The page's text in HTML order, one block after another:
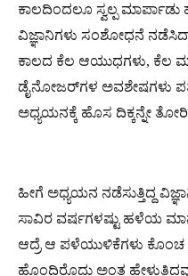
ಕಾಲದಿಂದಲೂ ಸ್ವಲ್ಪ
ವಿಜ್ಞಾನಿಗಳು ಸಂಶೋಧನೆ
ಕಾಲದ ಕೆಲ ಆಯುಧಗಳು, ಕೆಲ
ಡೈನೋಜರ್​ಗಳ ಅವಶೇಷಗಳು
ಅಧ್ಯಯನಕ್ಕೆ ಹೊಸ ದಿಕ್ಕನ್ನೇ
ಹೀಗೆ ಅಧ್ಯಯನ ನಡೆಸುತ್ತಿದ್ದ
ಸಾವಿರ ವರ್ಷಗಳಷ್ಟು ಹಳೆಯ
ಆದ್ರೆ ಆ ಪಳೆಯುಳಿಕೆಗಳು ಕೊಂಚ
ಹೊಂದಿರೊದು ಅಂತ